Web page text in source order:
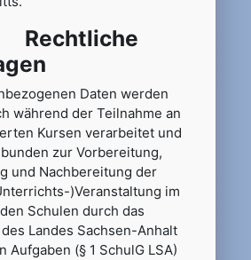
Daten werden
während der Teilnahme an
Kursen verarbeitet und
zur Vorbereitung,
und Nachbereitung der
)Veranstaltung im
Schulen durch das
Landes Sachsen-Anhalt
Aufgaben (§ 1 SchulG LSA)